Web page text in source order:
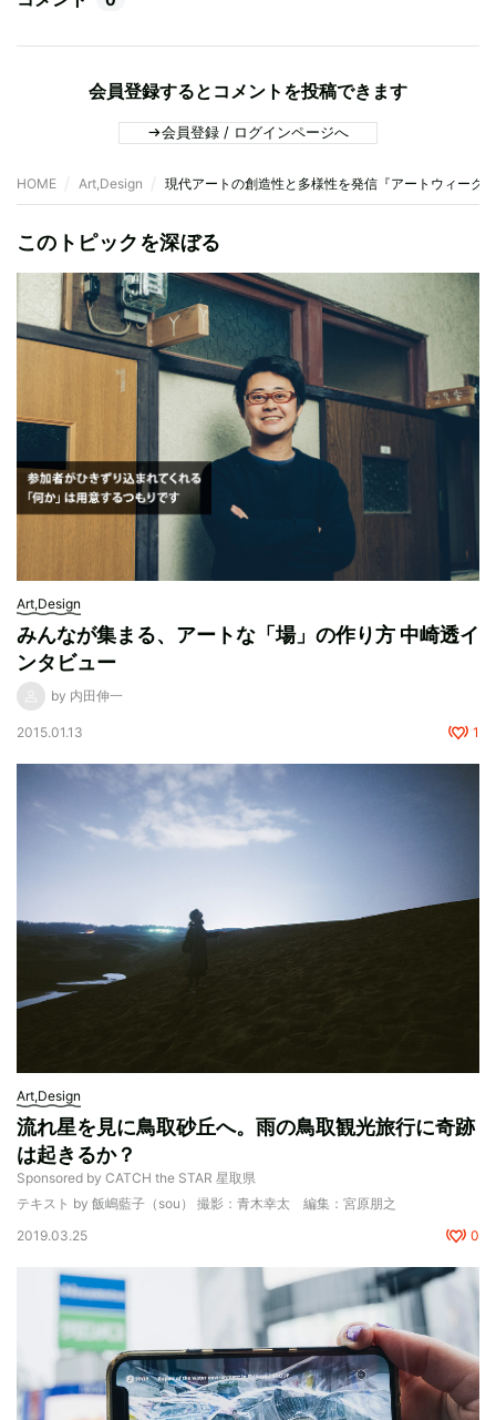
会員登録するとコメントを投稿できます
会員登録 / ログインページへ
HOME Art,Design 現代アートの創造性と多様性を発信『アートウィーク
このトピックを深ぼる
Art,Design
みんなが集まる、アートな「場」の作り方 中崎透イ
ンタビュー
by 内田伸一
2015.01.13 1
Art,Design
流れ星を見に鳥取砂丘へ。雨の鳥取観光旅行に奇跡
は起きるか？
Sponsored by CATCH the STAR 星取県
テキスト by 飯嶋藍子（sou） 撮影：青木幸太 編集：宮原朋之
2019.03.25
0